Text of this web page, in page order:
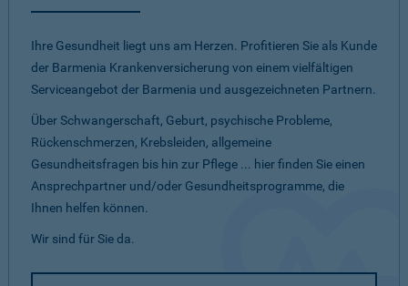
Ihre Gesundheit liegt uns am Herzen. Profitieren Sie als Kunde
der Barmenia Krankenversicherung von einem vielfältigen
Serviceangebot der Barmenia und ausgezeichneten Partnern.
Über Schwangerschaft, Geburt, psychische Probleme,
Rückenschmerzen, Krebsleiden, allgemeine
Gesundheitsfragen bis hin zur Pflege ... hier finden Sie einen
Ansprechpartner und/oder Gesundheitsprogramme, die
Ihnen helfen können.
Wir sind für Sie da.